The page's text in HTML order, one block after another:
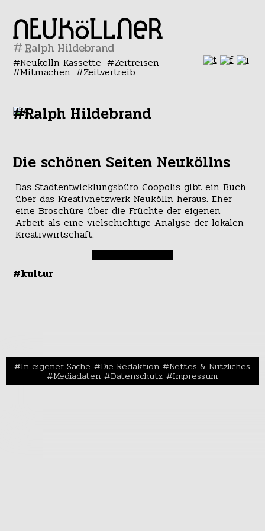
#
Neukölln Kassette Zeitreisen
Mitmachen Zeitvertreib
#Ralph Hildebrand
Die schönen Seiten Neuköllns
Das Stadtentwicklungsbüro Coopolis gibt ein Buch
über das Kreativnetzwerk Neukölln heraus. Eher
eine Broschüre über die Früchte der eigenen
Arbeit als eine vielschichtige Analyse der lokalen
Kreativwirtschaft.
#kultur
In eigener Sache Die Redaktion Nettes & Nützliches
Mediadaten Datenschutz Impressum